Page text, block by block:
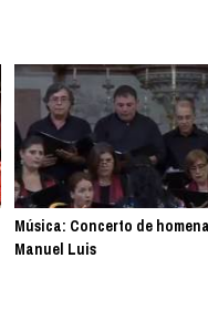
Música: Concerto de
Manuel Luis